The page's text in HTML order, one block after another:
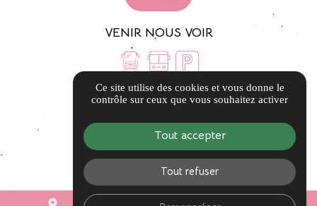
VENIR NOUS VOIR
LIENS UTILES
Guide local
Informations complémentaires
Mentions légales
Politique de confidentialité
Ce site utilise des cookies et vous donne le
contrôle sur ceux que vous souhaitez activer
Tout accepter
Tout refuser